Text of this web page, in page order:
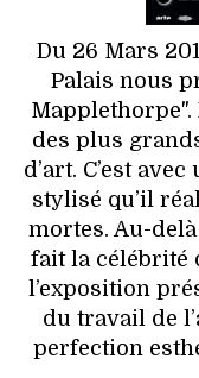
Du 26 Mars
Palais nous
des plus
d’art. C’est
stylisé qu’il
mortes. Au-
fait la célébrité
l’exposition
du travail de
perfection